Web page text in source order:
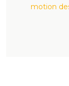
motion